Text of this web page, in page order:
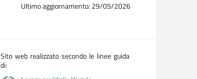
Ultimo aggiornamento: 29/05/2026
Sito web realizzato secondo le linee guida
di: